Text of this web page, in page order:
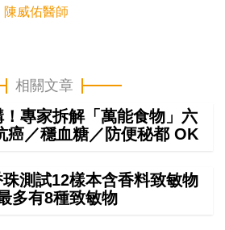
陳威佑醫師
相關文章
專家拆解「萬能食物」六
癌／穩血糖／防便秘都 OK
測試12樣本含香料致敏物
多有8種致敏物